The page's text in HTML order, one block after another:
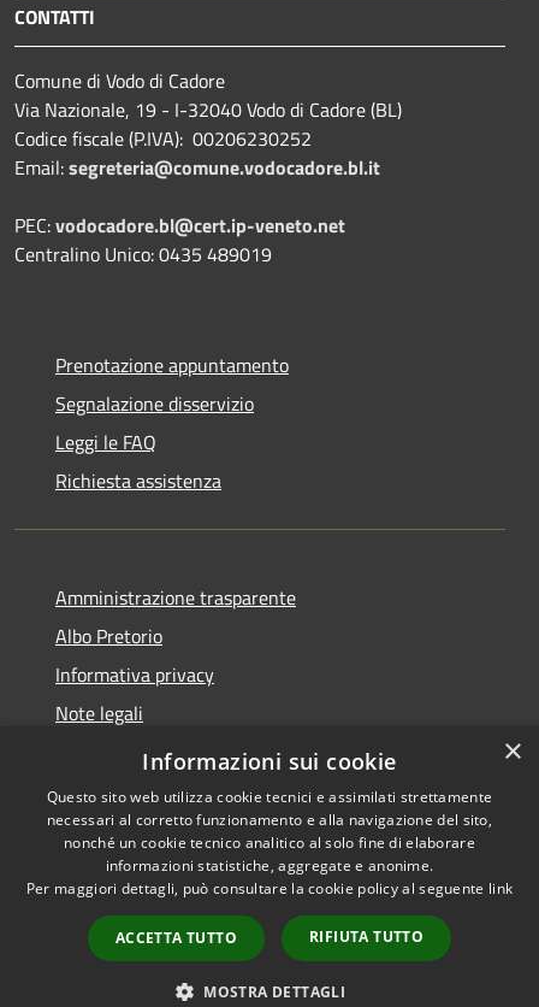
CONTATTI
Comune di Vodo di Cadore
Via Nazionale, 19 - I-32040 Vodo di Cadore (BL)
Codice fiscale (P.IVA): 00206230252
Email:segreteria@comune.vodocadore.bl.it
PEC:vodocadore.bl@cert.ip-veneto.net
Centralino Unico: 0435 489019
Prenotazione appuntamento
Segnalazione disservizio
Leggi le FAQ
Richiesta assistenza
Amministrazione trasparente
Albo Pretorio
Informativa privacy
Note legali
Dichiarazione di accessibilità
Accessibilità
Copyright © 2026 • Comune di
Vodo di Cadore • Powered by
Municipium•
Accesso
redazione
×
Informazioni sui cookie
Questo sito web utilizza cookie tecnici e assimilati strettamente
necessari al corretto funzionamento e alla navigazione del sito,
nonché un cookie tecnico analitico al solo fine di elaborare
informazioni statistiche, aggregate e anonime.
Per maggiori dettagli, può consultare la cookie policy al seguente link
ACCETTA TUTTO RIFIUTA TUTTO
MOSTRA DETTAGLI